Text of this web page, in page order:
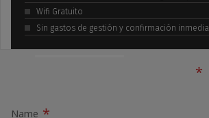
Wifi Gratuito
Sin gastos de gestión y confirmación
*
Name *